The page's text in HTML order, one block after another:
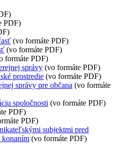
PDF)
(vo formáte PDF)
(vo formáte PDF)
formáte PDF)
správy (vo formáte PDF)
prostredie (vo formáte PDF)
správy pre občana (vo formáte
spoločnosti (vo formáte PDF)
PDF)
PDF)
subjektmi pred
konaním (vo formáte PDF)